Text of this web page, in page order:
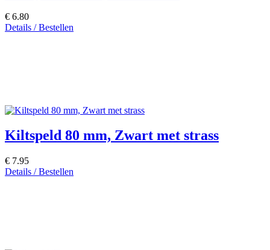
€ 6.80
Details / Bestellen
Kiltspeld 80 mm, Zwart met strass
€ 7.95
Details / Bestellen